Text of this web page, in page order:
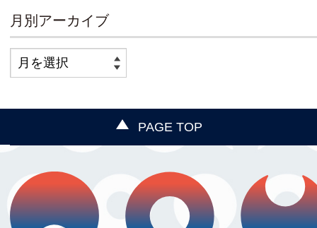
月別アーカイブ
PAGE TOP